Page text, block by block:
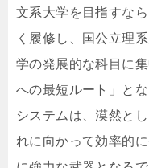
文系大学を目指すな
く履修し、国公立理
学の発展的な科目に
への最短ルート」と
システムは、漠然と
れに向かって効率的